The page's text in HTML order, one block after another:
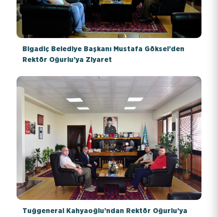
Bigadiç Belediye Başkanı Mustafa Göksel’den
Rektör Oğurlu’ya Ziyaret
Tuğgeneral Kahyaoğlu’ndan Rektör Oğurlu’ya